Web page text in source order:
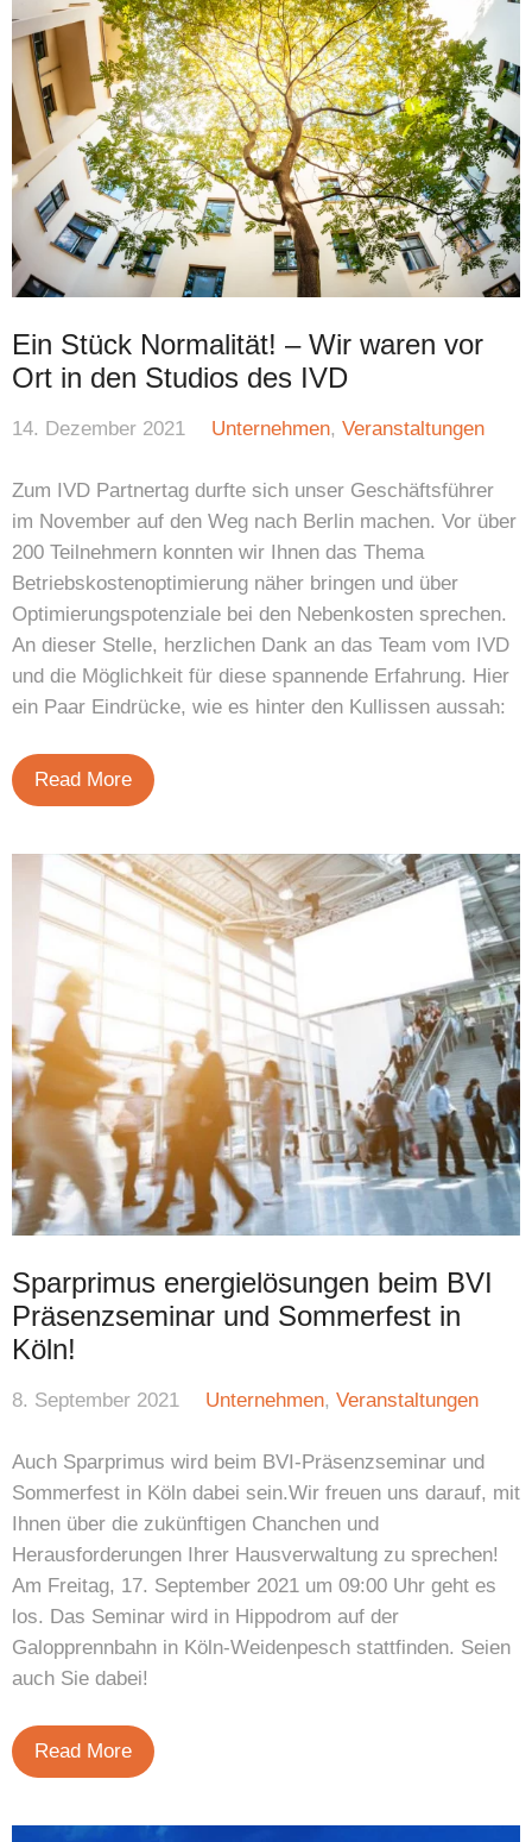
Ein Stück Normalität! – Wir waren vor
Ort in den Studios des IVD
14. Dezember 2021 Unternehmen, Veranstaltungen
Zum IVD Partnertag durfte sich unser Geschäftsführer
im November auf den Weg nach Berlin machen. Vor über
200 Teilnehmern konnten wir Ihnen das Thema
Betriebskostenoptimierung näher bringen und über
Optimierungspotenziale bei den Nebenkosten sprechen.
An dieser Stelle, herzlichen Dank an das Team vom IVD
und die Möglichkeit für diese spannende Erfahrung. Hier
ein Paar Eindrücke, wie es hinter den Kullissen aussah:
Read More
Sparprimus energielösungen beim BVI
Präsenzseminar und Sommerfest in
Köln!
8. September 2021 Unternehmen, Veranstaltungen
Auch Sparprimus wird beim BVI-Präsenzseminar und
Sommerfest in Köln dabei sein.Wir freuen uns darauf, mit
Ihnen über die zukünftigen Chanchen und
Herausforderungen Ihrer Hausverwaltung zu sprechen!
Am Freitag, 17. September 2021 um 09:00 Uhr geht es
los. Das Seminar wird in Hippodrom auf der
Galopprennbahn in Köln-Weidenpesch stattfinden. Seien
auch Sie dabei!
Read More